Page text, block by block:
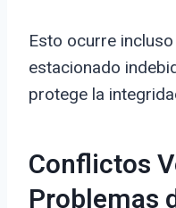
Esto ocurre
estacionado
protege la
Conflictos
Problemas